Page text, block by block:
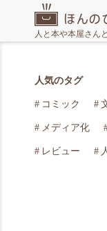
人と本や本屋さん
人気のタグ
コミック
メディア化
レビュー